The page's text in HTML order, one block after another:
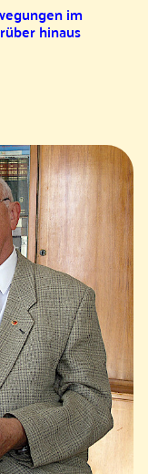
im
hinaus